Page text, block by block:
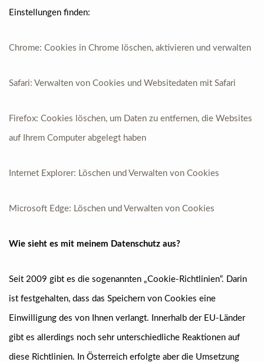
Einstellungen finden:
Chrome: Cookies in Chrome löschen, aktivieren und verwalten
Safari: Verwalten von Cookies und Websitedaten mit Safari
Firefox: Cookies löschen, um Daten zu entfernen, die Websites
auf Ihrem Computer abgelegt haben
Internet Explorer: Löschen und Verwalten von Cookies
Microsoft Edge: Löschen und Verwalten von Cookies
Wie sieht es mit meinem Datenschutz aus?
Seit 2009 gibt es die sogenannten „Cookie-Richtlinien“. Darin
ist festgehalten, dass das Speichern von Cookies eine
Einwilligung des von Ihnen verlangt. Innerhalb der EU-Länder
gibt es allerdings noch sehr unterschiedliche Reaktionen auf
diese Richtlinien. In Österreich erfolgte aber die Umsetzung